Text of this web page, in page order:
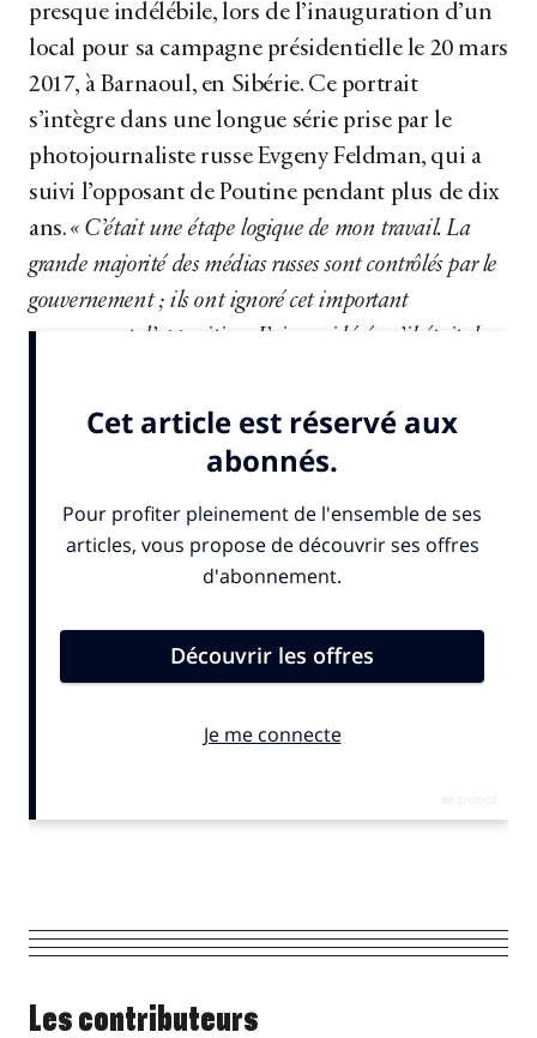
presque indélébile, lors de l’inauguration d’un
local pour sa campagne présidentielle le 20 mars
2017, à Barnaoul, en Sibérie. Ce portrait
s’intègre dans une longue série prise par le
photojournaliste russe Evgeny Feldman, qui a
suivi l’opposant de Poutine pendant plus de dix
ans. « C’était une étape logique de mon travail. La
grande majorité des médias russes sont contrôlés par le
gouvernement ; ils ont ignoré cet important
mouvement d’opposition. J’ai considéré qu’il était de
Les contributeurs